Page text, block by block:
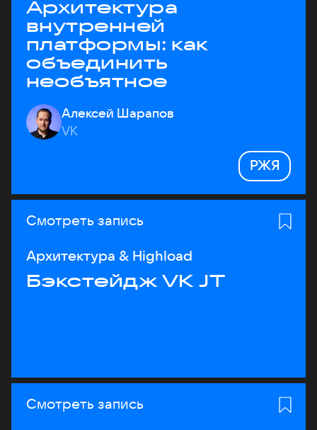
Архитектура
внутренней
платформы: как
объединить
необъятное
Алексей Шарапов
VK
РЖЯ
Смотреть запись
Архитектура & Highload
Бэкстейдж VK JT
Смотреть запись